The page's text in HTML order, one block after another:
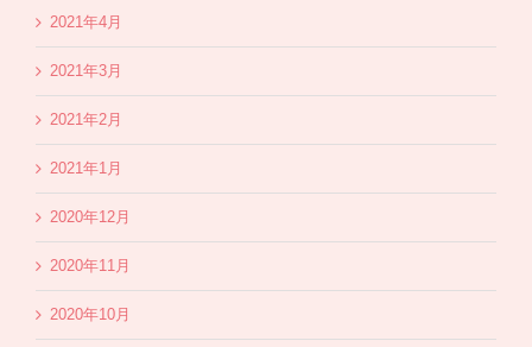
2021年4月
2021年3月
2021年2月
2021年1月
2020年12月
2020年11月
2020年10月